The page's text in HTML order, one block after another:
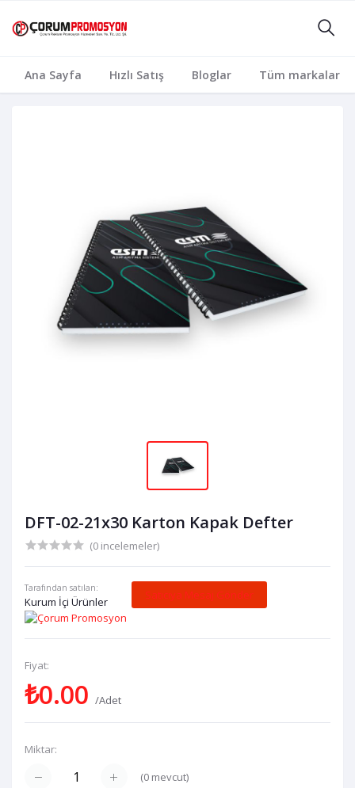
Ana Sayfa Hızlı Satış Bloglar Tüm markalar
DFT-02-21x30 Karton Kapak Defter
(0 incelemeler)
Tarafından satılan:
Kurum İçi Ürünler
Satıcıya Mesaj Gönder
Fiyat:
₺0.00 /Adet
Miktar:
(0 mevcut)